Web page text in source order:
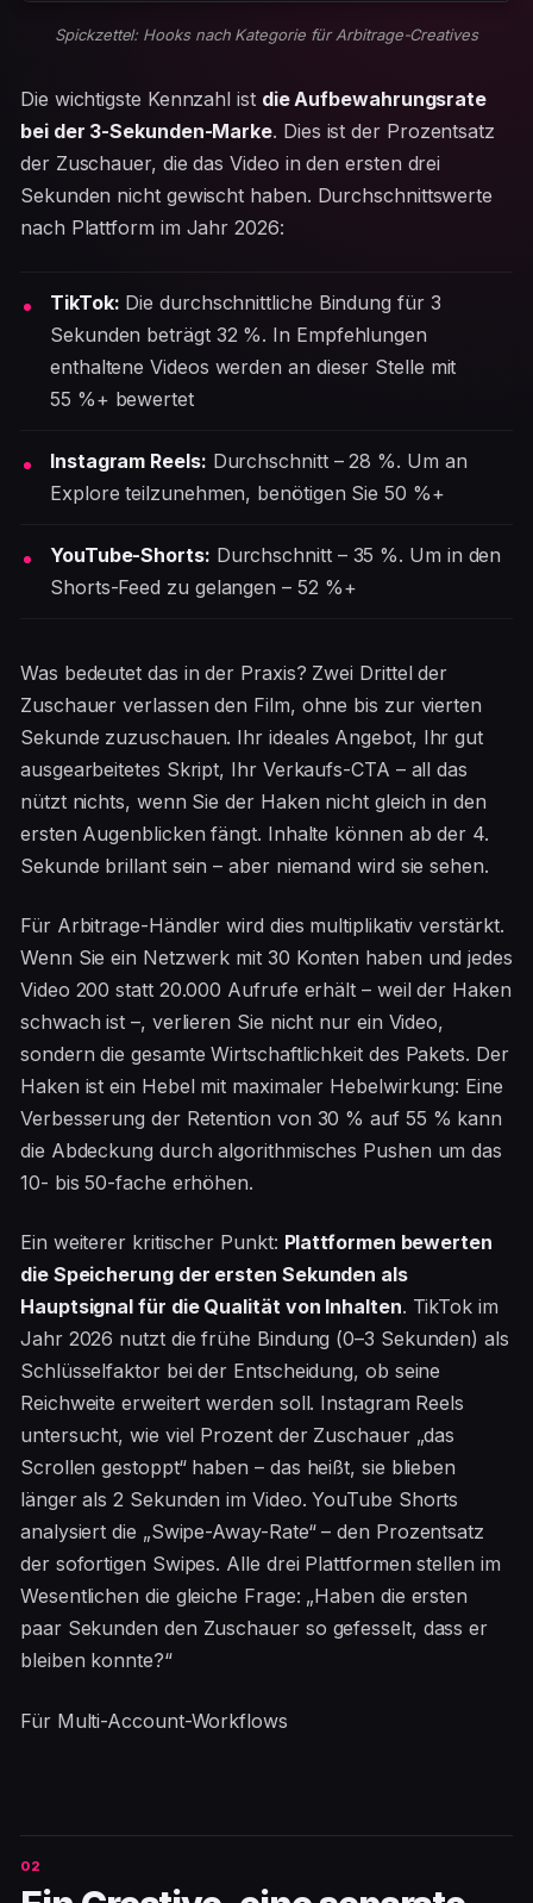
Spickzettel: Hooks nach Kategorie für Arbitrage-Creatives
Die wichtigste Kennzahl ist die Aufbewahrungsrate
bei der 3-Sekunden-Marke. Dies ist der Prozentsatz
der Zuschauer, die das Video in den ersten drei
Sekunden nicht gewischt haben. Durchschnittswerte
nach Plattform im Jahr 2026:
TikTok: Die durchschnittliche Bindung für 3
Sekunden beträgt 32 %. In Empfehlungen
enthaltene Videos werden an dieser Stelle mit
55 %+ bewertet
Instagram Reels: Durchschnitt – 28 %. Um an
Explore teilzunehmen, benötigen Sie 50 %+
YouTube-Shorts: Durchschnitt – 35 %. Um in den
Shorts-Feed zu gelangen – 52 %+
Was bedeutet das in der Praxis? Zwei Drittel der
Zuschauer verlassen den Film, ohne bis zur vierten
Sekunde zuzuschauen. Ihr ideales Angebot, Ihr gut
ausgearbeitetes Skript, Ihr Verkaufs-CTA – all das
nützt nichts, wenn Sie der Haken nicht gleich in den
ersten Augenblicken fängt. Inhalte können ab der 4.
Sekunde brillant sein – aber niemand wird sie sehen.
Für Arbitrage-Händler wird dies multiplikativ verstärkt.
Wenn Sie ein Netzwerk mit 30 Konten haben und jedes
Video 200 statt 20.000 Aufrufe erhält – weil der Haken
schwach ist –, verlieren Sie nicht nur ein Video,
sondern die gesamte Wirtschaftlichkeit des Pakets. Der
Haken ist ein Hebel mit maximaler Hebelwirkung: Eine
Verbesserung der Retention von 30 % auf 55 % kann
die Abdeckung durch algorithmisches Pushen um das
10- bis 50-fache erhöhen.
Ein weiterer kritischer Punkt: Plattformen bewerten
die Speicherung der ersten Sekunden als
Hauptsignal für die Qualität von Inhalten. TikTok im
Jahr 2026 nutzt die frühe Bindung (0–3 Sekunden) als
Schlüsselfaktor bei der Entscheidung, ob seine
Reichweite erweitert werden soll. Instagram Reels
untersucht, wie viel Prozent der Zuschauer „das
Scrollen gestoppt“ haben – das heißt, sie blieben
länger als 2 Sekunden im Video. YouTube Shorts
analysiert die „Swipe-Away-Rate“ – den Prozentsatz
der sofortigen Swipes. Alle drei Plattformen stellen im
Wesentlichen die gleiche Frage: „Haben die ersten
paar Sekunden den Zuschauer so gefesselt, dass er
bleiben konnte?“
Für Multi-Account-Workflows